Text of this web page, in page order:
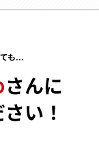
3 . March
2 . February
6 . June
2 . February
1 . January
1 . January
9 . September
7 . July
5 . May
4 . April
8 . August
7 . July
6 . June
5 . May
も...
さんに
い！